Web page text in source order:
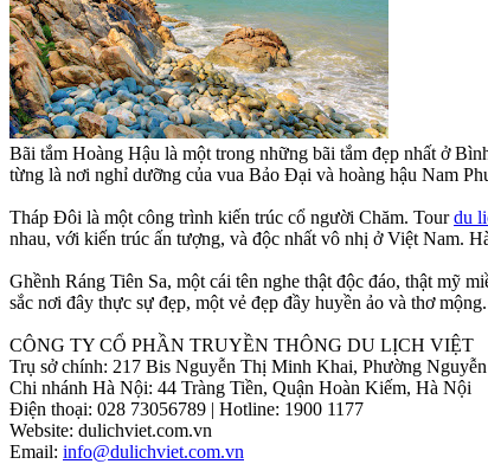
Bãi tắm Hoàng Hậu là một trong những bãi tắm đẹp nhất ở
từng là nơi nghỉ dưỡng của vua Bảo Đại và hoàng hậu Nam
Tháp Đôi là một công trình kiến trúc cổ người Chăm. Tourdu
nhau, với kiến trúc ấn tượng, và độc nhất vô nhị ở Việt Nam.
Ghềnh Ráng Tiên Sa, một cái tên nghe thật độc đáo, thật mỹ
sắc nơi đây thực sự đẹp, một vẻ đẹp đầy huyền ảo và thơ
CÔNG TY CỔ PHẦN TRUYỀN THÔNG DU LỊCH VIỆT
Trụ sở chính: 217 Bis Nguyễn Thị Minh Khai, Phường
Chi nhánh Hà Nội: 44 Tràng Tiền, Quận Hoàn Kiếm, Hà Nội
Điện thoại: 028 73056789 | Hotline: 1900 1177
Website: dulichviet.com.vn
Email: info@dulichviet.com.vn